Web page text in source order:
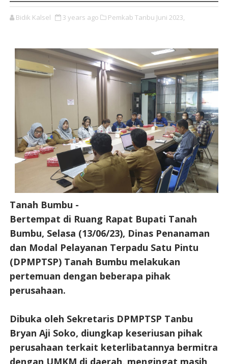
Bidik Kalsel 3 years ago Pemkab Tanbu Juni 2023,
Tanah Bumbu -
Bertempat di Ruang Rapat Bupati Tanah
Bumbu, Selasa (13/06/23), Dinas Penanaman
dan Modal Pelayanan Terpadu Satu Pintu
(DPMPTSP) Tanah Bumbu melakukan
pertemuan dengan beberapa pihak
perusahaan.
Dibuka oleh Sekretaris DPMPTSP Tanbu
Bryan Aji Soko, diungkap keseriusan pihak
perusahaan terkait keterlibatannya bermitra